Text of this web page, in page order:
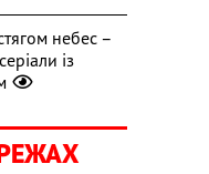
небес –
із